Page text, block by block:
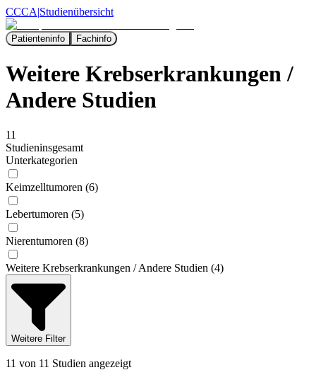
CCCA|Studienübersicht
Patienteninfo Fachinfo
Weitere Krebserkrankungen /
Andere Studien
11
Studieninsgesamt
Unterkategorien
Keimzelltumoren (6)
Lebertumoren (5)
Nierentumoren (8)
Weitere Krebserkrankungen / Andere Studien (4)
Weitere Filter
11 von 11 Studien angezeigt